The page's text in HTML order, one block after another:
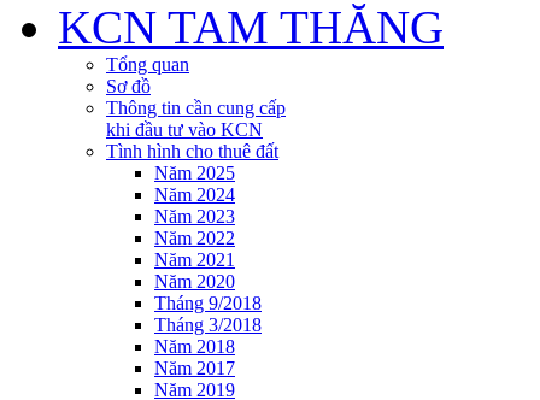
KCN TAM THĂNG
Tổng quan
Sơ đồ
Thông tin cần cung cấp
khi đầu tư vào KCN
Tình hình cho thuê đất
Năm 2025
Năm 2024
Năm 2023
Năm 2022
Năm 2021
Năm 2020
Tháng 9/2018
Tháng 3/2018
Năm 2018
Năm 2017
Năm 2019